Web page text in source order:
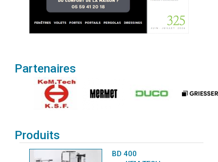
Partenaires
Produits
BD 400